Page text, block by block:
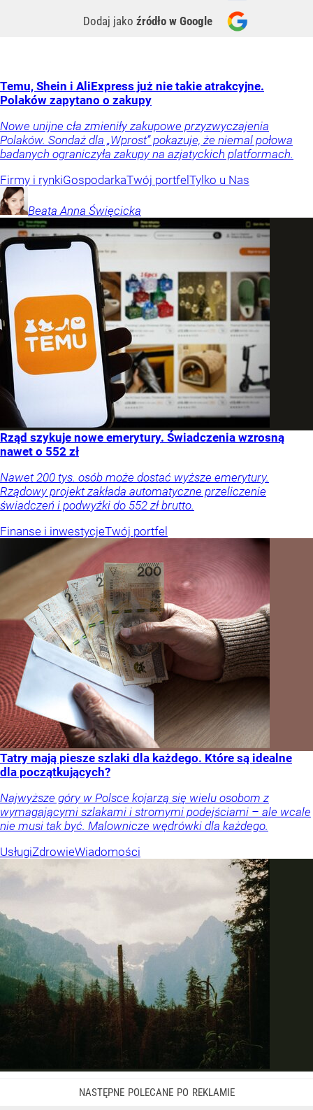
Dodaj jako źródło w Google
Temu, Shein i AliExpress już nie takie atrakcyjne.
Polaków zapytano o zakupy
Nowe unijne cła zmieniły zakupowe przyzwyczajenia
Polaków. Sondaż dla „Wprost” pokazuje, że niemal połowa
badanych ograniczyła zakupy na azjatyckich platformach.
Firmy i rynkiGospodarkaTwój portfelTylko u Nas
Beata Anna Święcicka
Rząd szykuje nowe emerytury. Świadczenia wzrosną
nawet o 552 zł
Nawet 200 tys. osób może dostać wyższe emerytury.
Rządowy projekt zakłada automatyczne przeliczenie
świadczeń i podwyżki do 552 zł brutto.
Finanse i inwestycjeTwój portfel
Tatry mają piesze szlaki dla każdego. Które są idealne
dla początkujących?
Najwyższe góry w Polsce kojarzą się wielu osobom z
wymagającymi szlakami i stromymi podejściami – ale wcale
nie musi tak być. Malownicze wędrówki dla każdego.
UsługiZdrowieWiadomości